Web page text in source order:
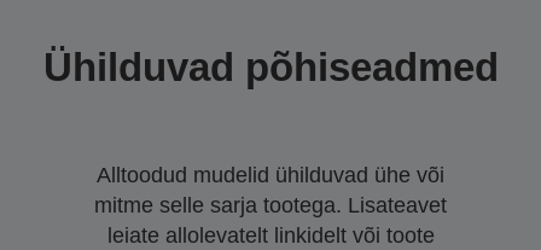
Ühilduvad põhiseadmed
Alltoodud mudelid ühilduvad ühe või
mitme selle sarja tootega. Lisateavet
leiate allolevatelt linkidelt või toote